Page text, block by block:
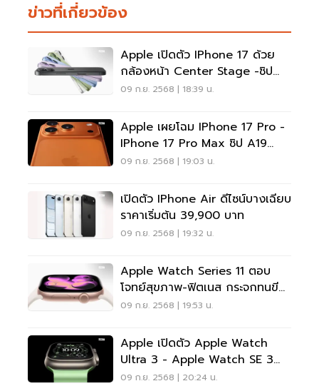
ข่าวที่เกี่ยวข้อง
Apple เปิดตัว IPhone 17 ด้วย
กล้องหน้า Center Stage -ชิป
A19
09 ก.ย. 2568 | 18:39 น.
Apple เผยโฉม IPhone 17 Pro -
IPhone 17 Pro Max ชิป A19
Pro-ระบบกล้องใหม่
09 ก.ย. 2568 | 19:03 น.
เปิดตัว IPhone Air ดีไซน์บางเฉียบ
ราคาเริ่มต้น 39,900 บาท
09 ก.ย. 2568 | 19:32 น.
Apple Watch Series 11 ตอบ
โจทย์สุขภาพ-ฟิตเนส กระจกทนขีด
ข่วนดีขึ้น 2 เท่า
09 ก.ย. 2568 | 19:53 น.
Apple เปิดตัว Apple Watch
Ultra 3 - Apple Watch SE 3
รองรับใช้งานหลากหลาย
09 ก.ย. 2568 | 20:24 น.